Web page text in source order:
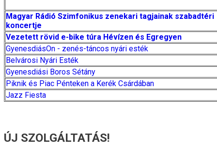
Magyar Rádió Szimfonikus zenekari tagjainak szabadtéri
koncertje
Vezetett rövid e-bike túra Hévízen és Egregyen
GyenesdiásOn - zenés-táncos nyári esték
Belvárosi Nyári Esték
Gyenesdiási Boros Sétány
Piknik és Piac Pénteken a Kerék Csárdában
Jazz Fiesta
ÚJ SZOLGÁLTATÁS!